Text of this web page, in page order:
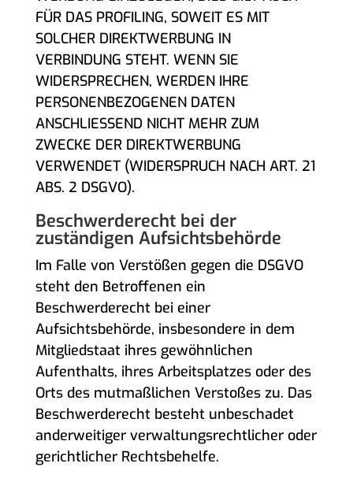
FÜR DAS PROFILING, SOWEIT ES MIT
SOLCHER DIREKTWERBUNG IN
VERBINDUNG STEHT. WENN SIE
WIDERSPRECHEN, WERDEN IHRE
PERSONENBEZOGENEN DATEN
ANSCHLIESSEND NICHT MEHR ZUM
ZWECKE DER DIREKTWERBUNG
VERWENDET (WIDERSPRUCH NACH ART. 21
ABS. 2 DSGVO).
Beschwerde­recht bei der
zuständigen Aufsichts­behörde
Im Falle von Verstößen gegen die DSGVO
steht den Betroffenen ein
Beschwerderecht bei einer
Aufsichtsbehörde, insbesondere in dem
Mitgliedstaat ihres gewöhnlichen
Aufenthalts, ihres Arbeitsplatzes oder des
Orts des mutmaßlichen Verstoßes zu. Das
Beschwerderecht besteht unbeschadet
anderweitiger verwaltungsrechtlicher oder
gerichtlicher Rechtsbehelfe.